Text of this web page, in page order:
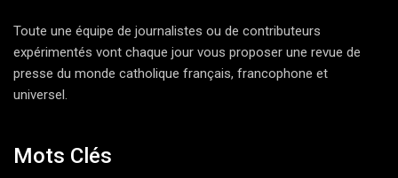
Toute une équipe de journalistes ou de contributeurs
expérimentés vont chaque jour vous proposer une revue de
presse du monde catholique français, francophone et
universel.
Mots Clés